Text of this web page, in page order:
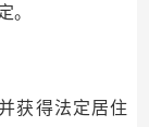
。
获得法定居住